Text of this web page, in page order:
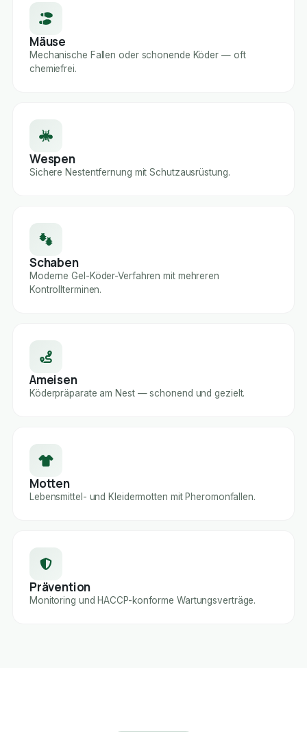
Mäuse
Mechanische Fallen oder schonende Köder — oft
chemiefrei.
Wespen
Sichere Nestentfernung mit Schutzausrüstung.
Schaben
Moderne Gel-Köder-Verfahren mit mehreren
Kontrollterminen.
Ameisen
Köderpräparate am Nest — schonend und gezielt.
Motten
Lebensmittel- und Kleidermotten mit Pheromonfallen.
Prävention
Monitoring und HACCP-konforme Wartungsverträge.